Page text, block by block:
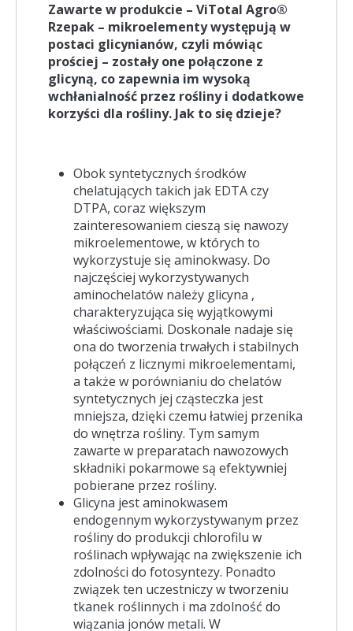
Zawarte w produkcie – ViTotal Agro®
Rzepak – mikroelementy występują w
postaci glicynianów, czyli mówiąc
prościej – zostały one połączone z
glicyną, co zapewnia im wysoką
wchłanialność przez rośliny i dodatkowe
korzyści dla rośliny. Jak to się dzieje?
Obok syntetycznych środków
chelatujących takich jak EDTA czy
DTPA, coraz większym
zainteresowaniem cieszą się nawozy
mikroelementowe, w których to
wykorzystuje się aminokwasy. Do
najczęściej wykorzystywanych
aminochelatów należy glicyna ,
charakteryzująca się wyjątkowymi
właściwościami. Doskonale nadaje się
ona do tworzenia trwałych i stabilnych
połączeń z licznymi mikroelementami,
a także w porównianiu do chelatów
syntetycznych jej cząsteczka jest
mniejsza, dzięki czemu łatwiej przenika
do wnętrza rośliny. Tym samym
zawarte w preparatach nawozowych
składniki pokarmowe są efektywniej
pobierane przez rośliny.
Glicyna jest aminokwasem
endogennym wykorzystywanym przez
rośliny do produkcji chlorofilu w
roślinach wpływając na zwiększenie ich
zdolności do fotosyntezy. Ponadto
związek ten uczestniczy w tworzeniu
tkanek roślinnych i ma zdolność do
wiązania jonów metali. W